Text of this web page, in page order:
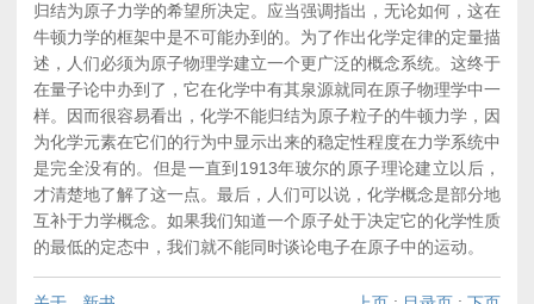
归结为原子力学的希望所决定。应当强调指出，无论如何，这在
牛顿力学的框架中是不可能办到的。为了作出化学定律的定量描
述，人们必须为原子物理学建立一个更广泛的概念系统。这终于
在量子论中办到了，它在化学中有其泉源就同在原子物理学中一
样。因而很容易看出，化学不能归结为原子粒子的牛顿力学，因
为化学元素在它们的行为中显示出来的稳定性程度在力学系统中
是完全没有的。但是一直到1913年玻尔的原子理论建立以后，
才清楚地了解了这一点。最后，人们可以说，化学概念是部分地
互补于力学概念。如果我们知道一个原子处于决定它的化学性质
的最低的定态中，我们就不能同时谈论电子在原子中的运动。